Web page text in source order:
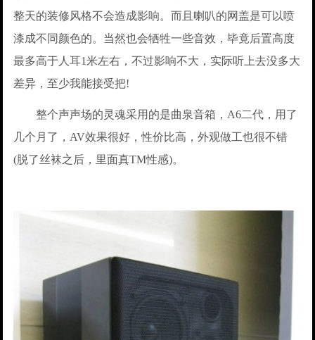
整天的装修风格不会造成影响。而且喇叭的网盖是可以喷
漆成不同颜色的。当然也会牺牲一些音效，毕竟后置高度
最多高于人耳1米左右，不过影响不大，实际听上去没多大
差异，至少我能接受把!
整个声声场的灵魂采用的是曲泉音箱，A6二代，用了
几个月了，AV效果很好，性价比高，外观做工也很不错
(脱了丝袜之后，里面真TM性感)。